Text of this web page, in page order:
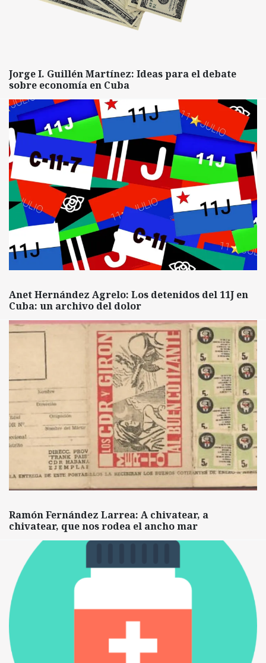
Jorge I. Guillén Martínez: Ideas para el debate
sobre economía en Cuba
Anet Hernández Agrelo: Los detenidos del 11J en
Cuba: un archivo del dolor
Ramón Fernández Larrea: A chivatear, a
chivatear, que nos rodea el ancho mar